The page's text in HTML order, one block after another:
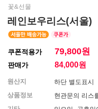
꽃&선물
레인보우리스(서울)
쿠폰적용가 79,800원
판매가 84,000원
원산지
하단 별도표시
상품정보
현관문의 리스